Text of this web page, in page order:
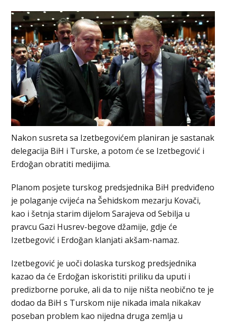
Nakon susreta sa Izetbegovićem planiran je sаstаnаk
dеlеgаciја BiH i Turske, a potom će se Izetbegović i
Erdoğan obratiti medijima.
Planom posjete turskog predsjednika BiH predviđeno
je polaganje cvijeća na Šehidskom mezarju Kovači,
kao i šetnja starim dijelom Sarajeva od Sebilja u
pravcu Gazi Husrev-begove džamije, gdje će
Izetbegović i Erdoğan klanjati akšam-namaz.
Izetbegović je uoči dolaska turskog predsjednika
kazao da će Erdoğan iskoristiti priliku da uputi i
predizborne poruke, ali da to nije ništa neobično te je
dodao da BiH s Turskom nije nikada imala nikakav
poseban problem kao nijedna druga zemlja u